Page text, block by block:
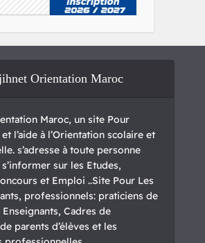
Orientation Maroc
Maroc, un site Pour
l’aide à l’Orientation scolaire et
s’adresse à toute personne
sur les Etudes,
et Emploi ..Site Pour Les
professionnels: praticiens de
Enseignants, Cadres de
parents d’élèves et les